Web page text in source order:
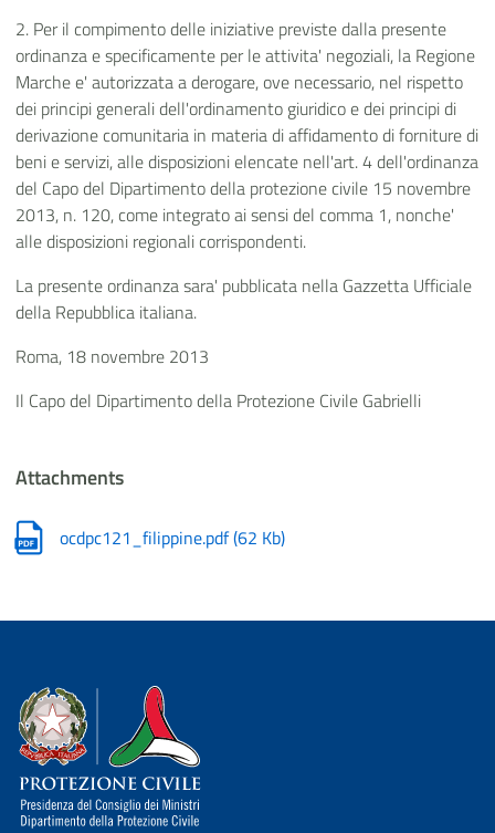
2. Per il compimento delle iniziative previste dalla presente
ordinanza e specificamente per le attivita' negoziali, la Regione
Marche e' autorizzata a derogare, ove necessario, nel rispetto
dei principi generali dell'ordinamento giuridico e dei principi di
derivazione comunitaria in materia di affidamento di forniture di
beni e servizi, alle disposizioni elencate nell'art. 4 dell'ordinanza
del Capo del Dipartimento della protezione civile 15 novembre
2013, n. 120, come integrato ai sensi del comma 1, nonche'
alle disposizioni regionali corrispondenti.
La presente ordinanza sara' pubblicata nella Gazzetta Ufficiale
della Repubblica italiana.
Roma, 18 novembre 2013
Il Capo del Dipartimento della Protezione Civile Gabrielli
Attachments
ocdpc121_filippine.pdf(62 Kb)
Dipartimento della Protezione Civile